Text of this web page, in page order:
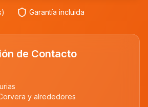
Garantía incluida
de Contacto
y alrededores